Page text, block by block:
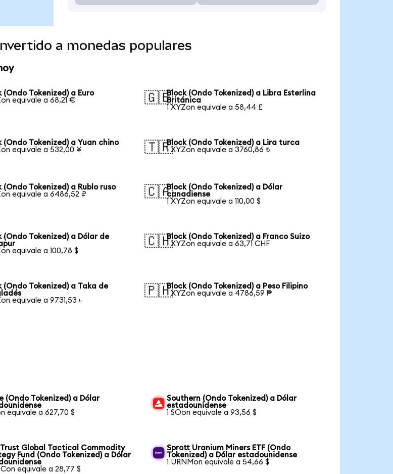
a monedas populares
(Ondo Tokenized) a Euro
equivale a 68,21 €
🇬🇧Block (Ondo Tokenized) a Libra Esterlina
Británica
1 XYZon equivale a 58,44 £
(Ondo Tokenized) a Yuan chino
equivale a 532,00 ¥
🇹🇷Block (Ondo Tokenized) a Lira turca
1 XYZon equivale a 3760,86 ₺
(Ondo Tokenized) a Rublo ruso
equivale a 6486,52 ₽
🇨🇦Block (Ondo Tokenized) a Dólar
canadiense
1 XYZon equivale a 110,00 $
(Ondo Tokenized) a Dólar de
equivale a 100,78 $
🇨🇭Block (Ondo Tokenized) a Franco Suizo
1 XYZon equivale a 63,71 CHF
(Ondo Tokenized) a Taka de
equivale a 9731,53 ৳
🇵🇭Block (Ondo Tokenized) a Peso Filipino
1 XYZon equivale a 4786,59 ₱
(Ondo Tokenized) a Dólar
equivale a 627,70 $
Southern (Ondo Tokenized) a Dólar
estadounidense
1 SOon equivale a 93,56 $
Trust Global Tactical Commodity
Fund (Ondo Tokenized) a Dólar
equivale a 28,77 $
Sprott Uranium Miners ETF (Ondo
Tokenized) a Dólar estadounidense
1 URNMon equivale a 54,66 $